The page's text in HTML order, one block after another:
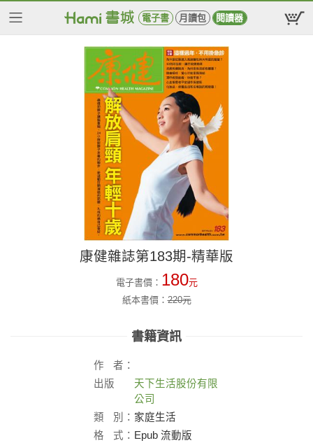
電子書 月讀包 閱讀器
康健雜誌第183期-精華版
電子書價： 180元
紙本書價：220元
書籍資訊
作
者：
出版
天下生活股份有限
公司
類
別： 家庭生活
格
式： Epub 流動版